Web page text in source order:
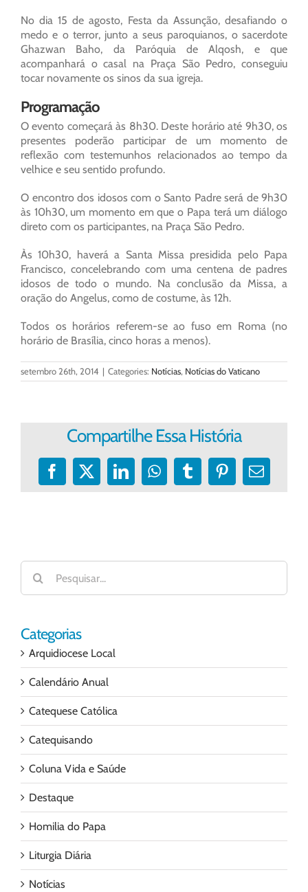
No dia 15 de agosto, Festa da Assunção, desafiando o
medo e o terror, junto a seus paroquianos, o sacerdote
Ghazwan Baho, da Paróquia de Alqosh, e que
acompanhará o casal na Praça São Pedro, conseguiu
tocar novamente os sinos da sua igreja.
Programação
O evento começará às 8h30. Deste horário até 9h30, os
presentes poderão participar de um momento de
reflexão com testemunhos relacionados ao tempo da
velhice e seu sentido profundo.
O encontro dos idosos com o Santo Padre será de 9h30
às 10h30, um momento em que o Papa terá um diálogo
direto com os participantes, na Praça São Pedro.
Às 10h30, haverá a Santa Missa presidida pelo Papa
Francisco, concelebrando com uma centena de padres
idosos de todo o mundo. Na conclusão da Missa, a
oração do Angelus, como de costume, às 12h.
Todos os horários referem-se ao fuso em Roma (no
horário de Brasília, cinco horas a menos).
setembro 26th, 2014 | Categories: Notícias, Notícias do Vaticano
Compartilhe Essa História
Facebook
X LinkedInWhatsApp
TumblrPinterest
E-
Buscar
resultados
para:
Categorias
Arquidiocese Local
Calendário Anual
Catequese Católica
Catequisando
Coluna Vida e Saúde
Destaque
Homilia do Papa
Liturgia Diária
Notícias